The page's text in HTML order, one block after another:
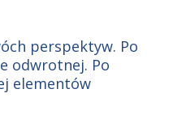
perspektyw. Po
odwrotnej. Po
elementów